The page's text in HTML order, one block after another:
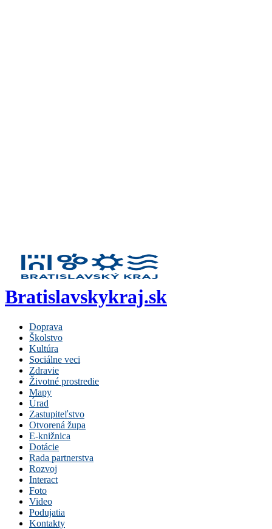
Bratislavskykraj.sk
Doprava
Školstvo
Kultúra
Sociálne veci
Zdravie
Životné prostredie
Mapy
Úrad
Zastupiteľstvo
Otvorená župa
E-knižnica
Dotácie
Rada partnerstva
Rozvoj
Interact
Foto
Video
Podujatia
Kontakty